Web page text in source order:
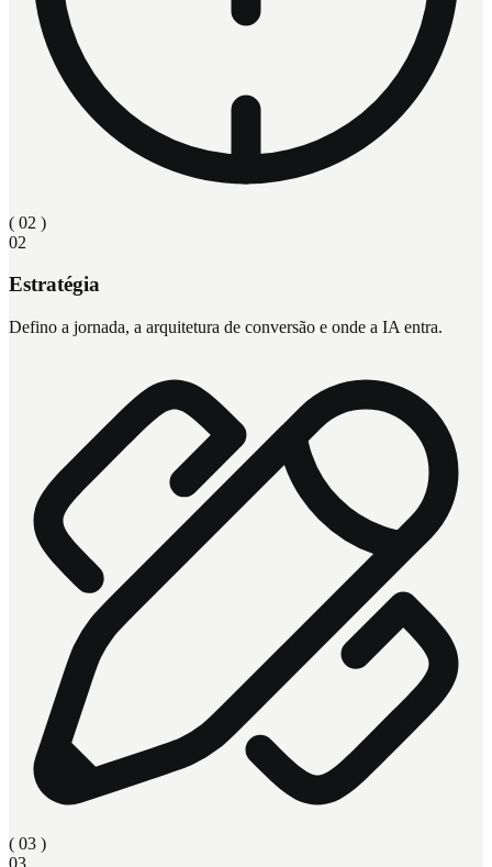
( 02 )
02
Estratégia
Defino a jornada, a arquitetura de conversão e onde a IA entra.
( 03 )
03